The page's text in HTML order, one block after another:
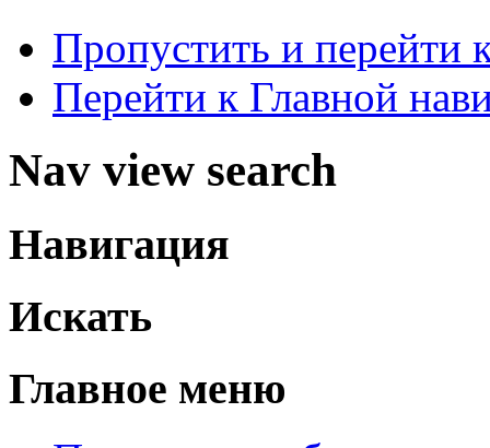
Пропустить и перейти
Перейти к Главной
Nav view search
Навигация
Искать
Главное меню